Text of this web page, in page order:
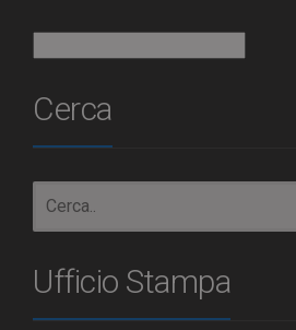
Cerca
Ufficio Stampa